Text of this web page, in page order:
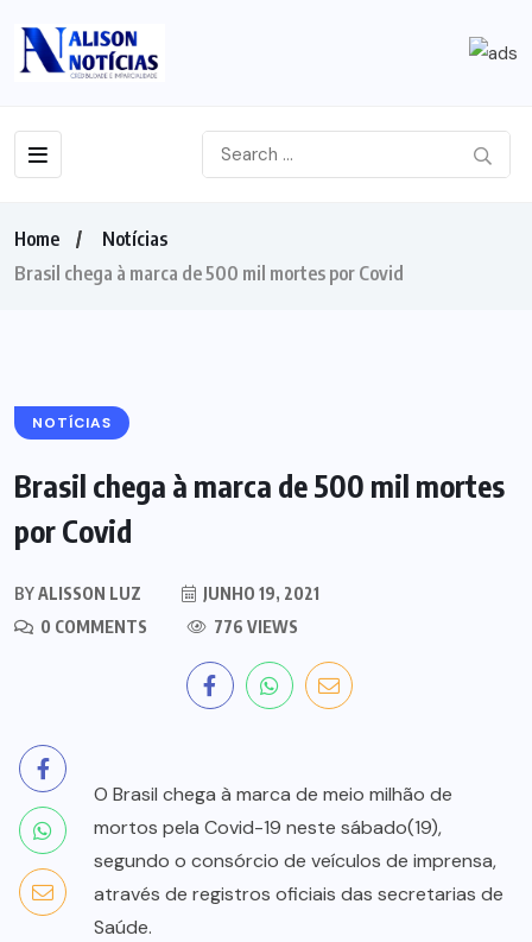
Home
Notícias
Brasil chega à marca de 500 mil mortes por Covid
NOTÍCIAS
Brasil chega à marca de 500 mil mortes
por Covid
BYALISSON LUZ
JUNHO 19, 2021
0 COMMENTS
776 VIEWS
O Brasil chega à marca de meio milhão de
mortos pela Covid-19 neste sábado(19),
segundo o consórcio de veículos de imprensa,
através de registros oficiais das secretarias de
Saúde.